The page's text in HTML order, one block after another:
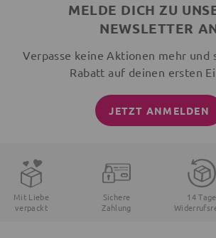
MELDE DICH ZU
NEWSLETTER
Verpasse keine Aktionen mehr und
Rabatt auf deinen ersten
JETZT ANMELDEN
Mit Liebe
verpackt
Sichere
Zahlung
14 Tage